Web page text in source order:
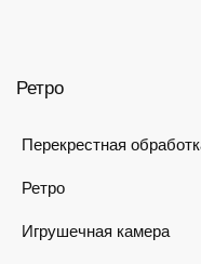
Ретро
Перекрестная
Ретро
Игрушечная камера